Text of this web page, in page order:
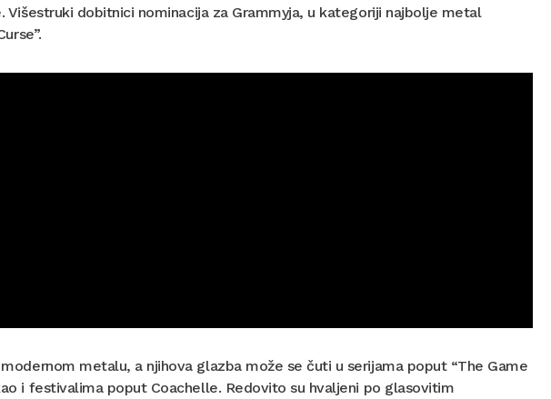
dobitnici nominacija za Grammyja, u kategoriji najbolje metal
metalu, a njihova glazba može se čuti u serijama poput “The Game
i festivalima poput Coachelle. Redovito su hvaljeni po glasovitim